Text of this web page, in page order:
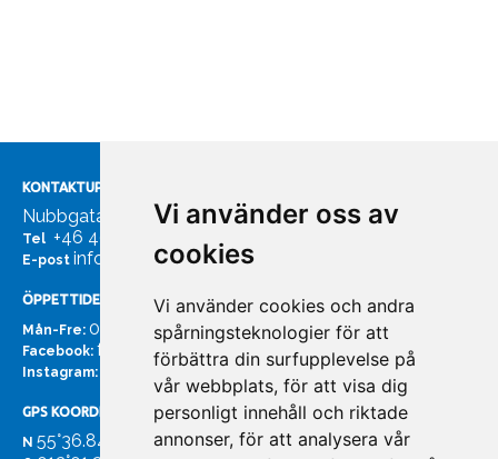
Vi använder oss av
cookies
Vi använder cookies och andra
spårningsteknologier för att
förbättra din surfupplevelse på
vår webbplats, för att visa dig
personligt innehåll och riktade
annonser, för att analysera vår
KONTAKTUPPGIFTER
Nubbgatan 7, 211 24 Malmö
Tel +46 40185561
E-post info@bachmans.se
ÖPPETTIDER
Mån-Fre: 07:00 - 16:00
Facebook: facebook.com/bachmans.se
Instagram: instagram.com/bachmans.se
GPS KOORDINATER
N 55°36.847